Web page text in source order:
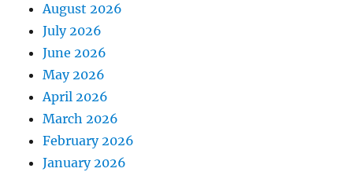
August 2026
July 2026
June 2026
May 2026
April 2026
March 2026
February 2026
January 2026